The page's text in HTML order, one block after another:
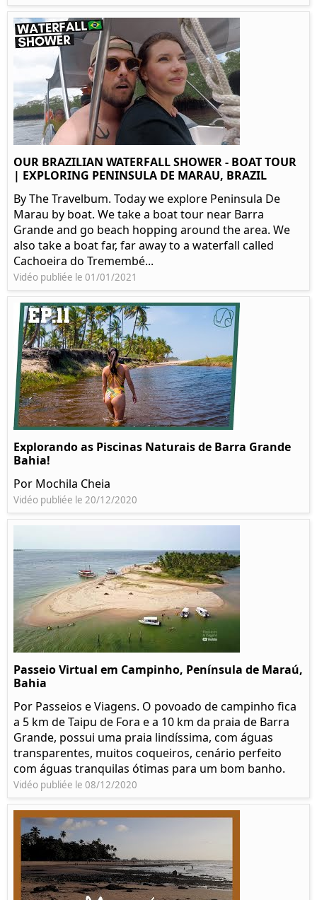
OUR BRAZILIAN WATERFALL SHOWER - BOAT TOUR
| EXPLORING PENINSULA DE MARAU, BRAZIL
By The Travelbum. Today we explore Peninsula De
Marau by boat. We take a boat tour near Barra
Grande and go beach hopping around the area. We
also take a boat far, far away to a waterfall called
Cachoeira do Tremembé...
Vidéo publiée le 01/01/2021
Explorando as Piscinas Naturais de Barra Grande
Bahia!
Por Mochila Cheia
Vidéo publiée le 20/12/2020
Passeio Virtual em Campinho, Península de Maraú,
Bahia
Por Passeios e Viagens. O povoado de campinho fica
a 5 km de Taipu de Fora e a 10 km da praia de Barra
Grande, possui uma praia lindíssima, com águas
transparentes, muitos coqueiros, cenário perfeito
com águas tranquilas ótimas para um bom banho.
Vidéo publiée le 08/12/2020